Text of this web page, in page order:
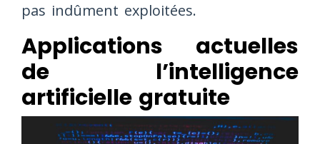
pas indûment exploitées.
Applications actuelles
de l’intelligence
artificielle gratuite